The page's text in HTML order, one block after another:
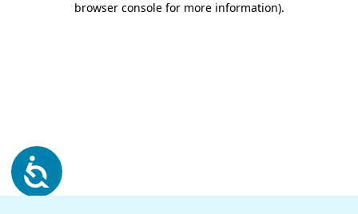
browser console for more information).